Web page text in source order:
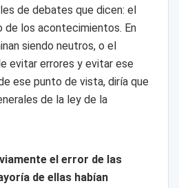
de debates que dicen: el
los acontecimientos. En
siendo neutros, o el
evitar errores y evitar ese
ese punto de vista, diría que
de la ley de la
el error de las
de ellas habían